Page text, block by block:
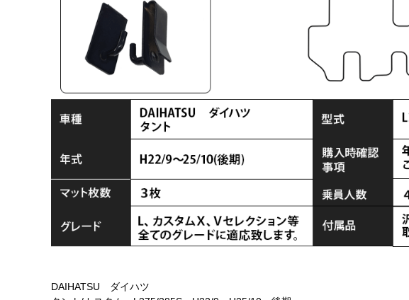
DAIHATSU ダイハツ